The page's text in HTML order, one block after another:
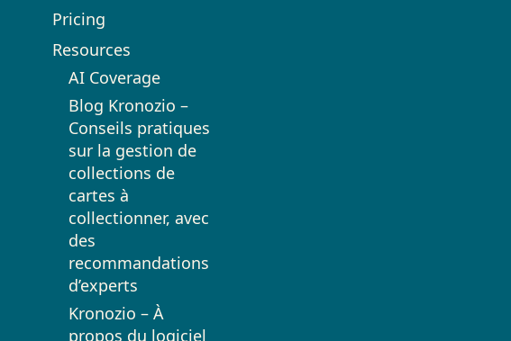
Pricing
Resources
AI Coverage
Blog Kronozio –
Conseils pratiques
sur la gestion de
collections de
cartes à
collectionner, avec
des
recommandations
d’experts
Kronozio – À
propos du logiciel